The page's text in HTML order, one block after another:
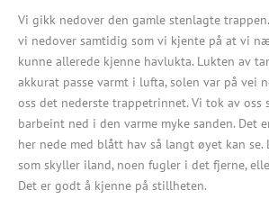
Vi gikk nedover den gamle stenlagte
vi nedover samtidig som vi kjente på at vi
kunne allerede kjenne havlukta. Lukten av
akkurat passe varmt i lufta, solen var på vei
oss det nederste trappetrinnet. Vi tok av oss
barbeint ned i den varme myke sanden. Det
her nede med blått hav så langt øyet kan se.
som skyller iland, noen fugler i det fjerne,
Det er godt å kjenne på stillheten.